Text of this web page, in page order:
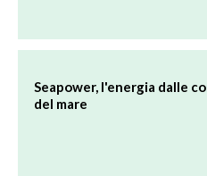
Seapower, l'energia dalle
del mare